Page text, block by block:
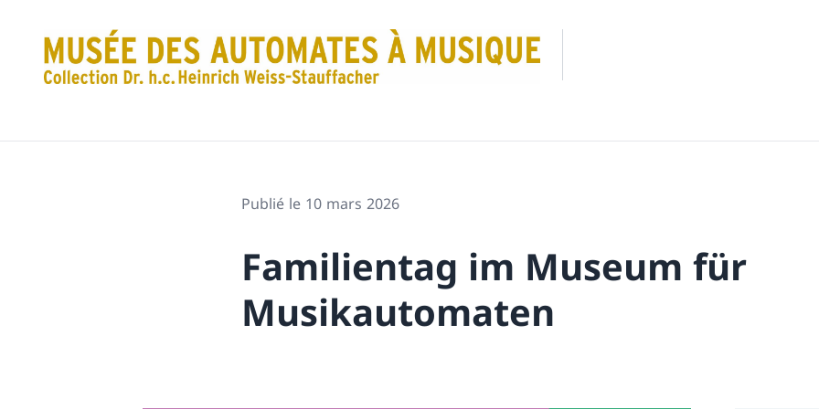
Publié le 10 mars 2026
Familientag im Museum für
Musikautomaten